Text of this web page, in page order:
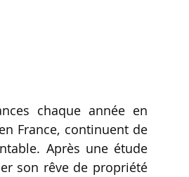
chaque année en
France, continuent de
Après une étude
son rêve de propriété